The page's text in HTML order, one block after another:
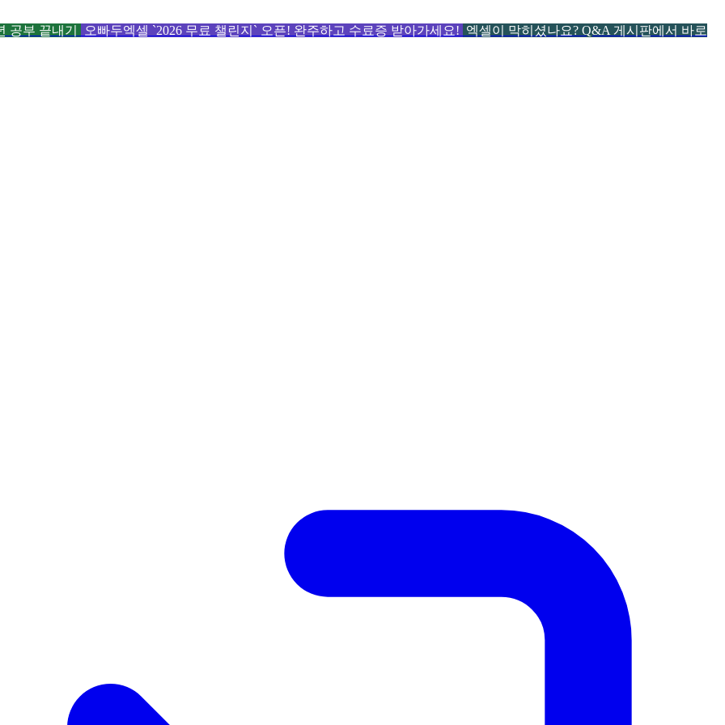
공부 끝내기 오빠두엑셀 `2026 무료 챌린지` 오픈! 완주하고 수료증 받아가세요! 엑셀이 막히셨나요? Q&A 게시판에서 바로